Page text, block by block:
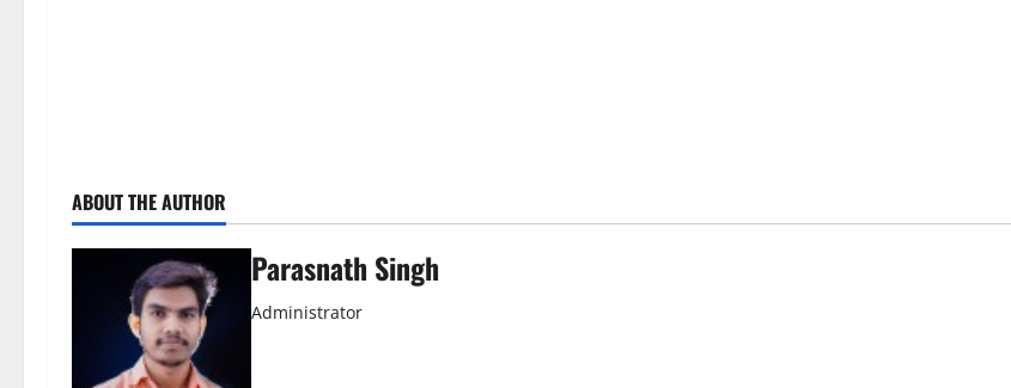
ABOUT THE AUTHOR
Parasnath Singh
Administrator